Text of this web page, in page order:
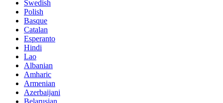
Swedish
Polish
Basque
Catalan
Esperanto
Hindi
Lao
Albanian
Amharic
Armenian
Azerbaijani
Belarusian